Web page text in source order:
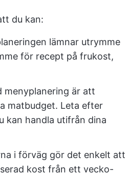
du kan:
lämnar utrymme
för recept på frukost,
menyplanering är att
matbudget. Leta efter
kan handla utifrån dina
i förväg gör det enkelt att
kost från ett vecko-